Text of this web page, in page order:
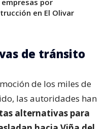
por
en El Olivar
de tránsito
de los miles de
las autoridades han
alternativas para